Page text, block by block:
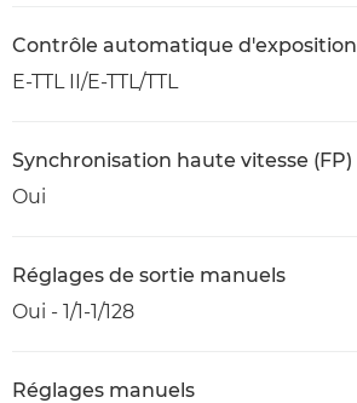
Contrôle automatique d'exposition
E-TTL II/E-TTL/TTL
Synchronisation haute vitesse (FP)
Oui
Réglages de sortie manuels
Oui - 1/1-1/128
Réglages manuels